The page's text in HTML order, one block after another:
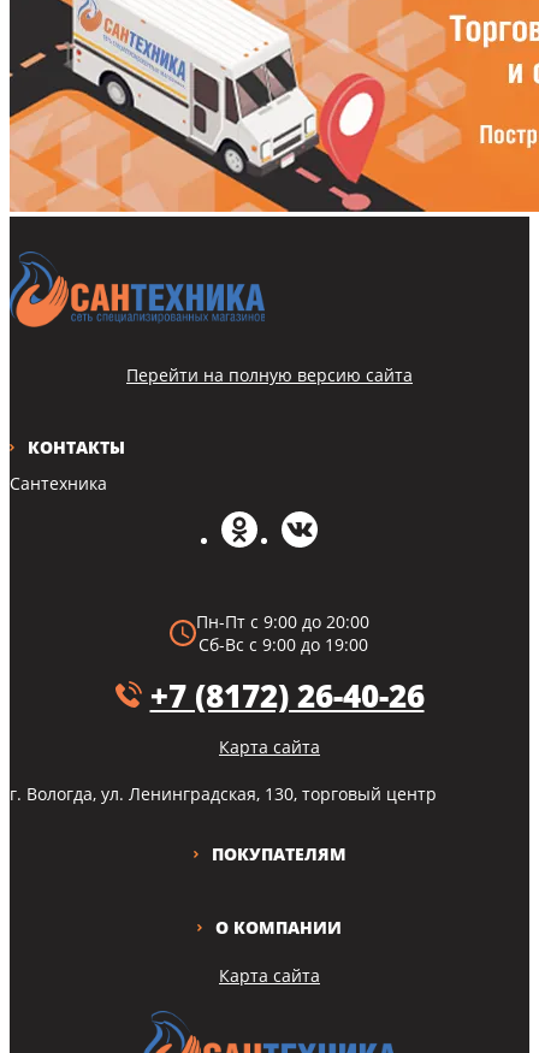
Карта сайта
О КОМПАНИИ
ПОКУПАТЕЛЯМ
КОНТАКТЫ
Сантехника
Пн-Пт с 9:00 до 20:00
Сб-Вс с 9:00 до 19:00
+7 (8172) 26-40-26
Карта сайта
г. Вологда, ул. Ленинградская, 130, торговый центр
Перейти на полную версию сайта